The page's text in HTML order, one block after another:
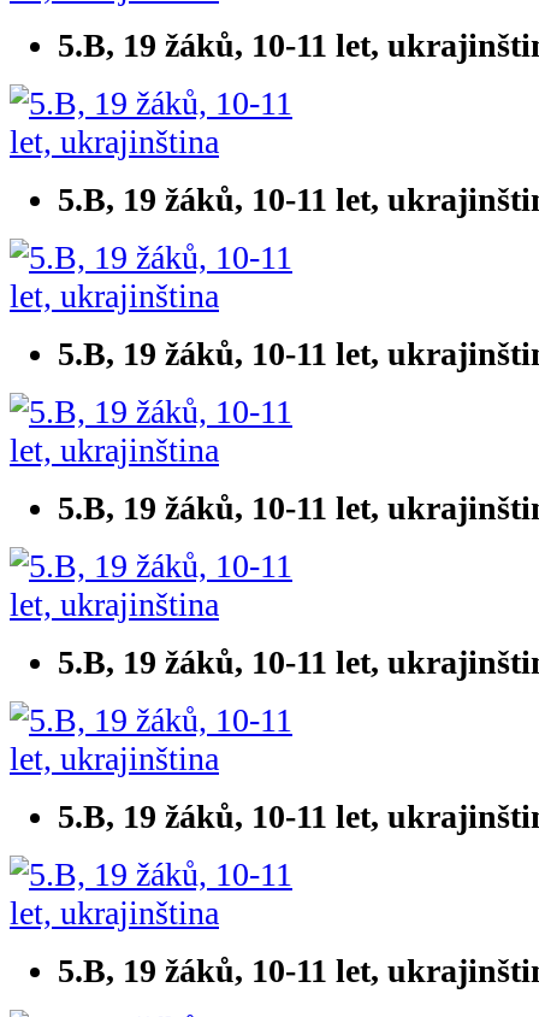
5.B, 19 žáků, 10-11 let,
5.B, 19 žáků, 10-11 let,
5.B, 19 žáků, 10-11 let,
5.B, 19 žáků, 10-11 let,
5.B, 19 žáků, 10-11 let,
5.B, 19 žáků, 10-11 let,
5.B, 19 žáků, 10-11 let,